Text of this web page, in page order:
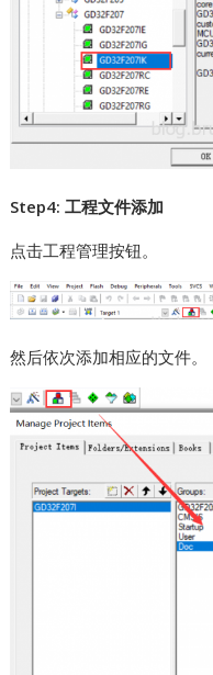
Step4: 工程文件添加
点击工程管理按钮。
然后依次添加相应的文件。